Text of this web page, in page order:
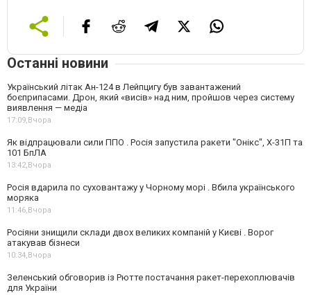
Останні новини
Український літак Ан-124 в Лейпцигу був завантажений
боєприпасами. Дрон, який «висів» над ним, пройшов через систему
виявлення — медіа
17:09,Вчора
Як відпрацювали сили ППО . Росія запустила ракети "Онікс", Х-31П та
101 БпЛА
13:42,Вчора
Росія вдарила по суховантажу у Чорному морі . Вбила українського
моряка
11:46,Вчора
Росіяни знищили склади двох великих компаній у Києві . Ворог
атакував бізнеси
10:34,Вчора
Зеленський обговорив із Рютте постачання ракет-перехоплювачів
для України